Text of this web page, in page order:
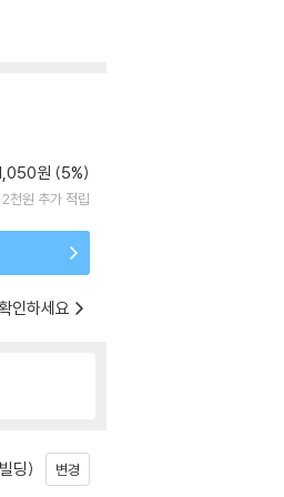
원 (5%)
천원 추가 적립
인하세요
딩) 변경